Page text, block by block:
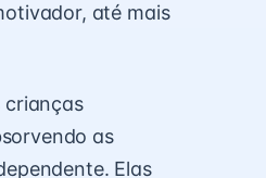
até mais
crianças
as
Elas